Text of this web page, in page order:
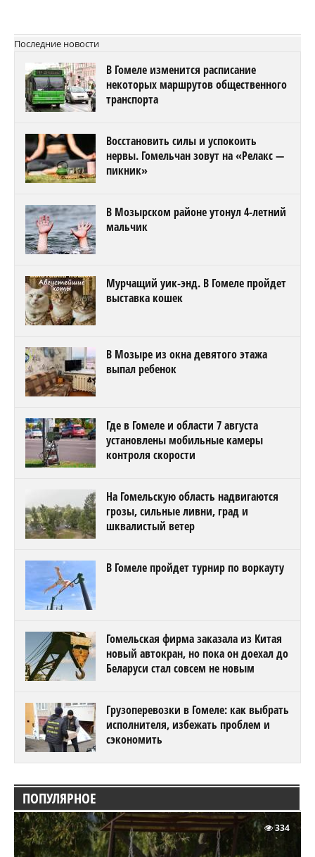
Последние новости
В Гомеле изменится расписание
некоторых маршрутов общественного
транспорта
Восстановить силы и успокоить
нервы. Гомельчан зовут на «Релакс —
пикник»
В Мозырском районе утонул 4-летний
мальчик
Мурчащий уик-энд. В Гомеле пройдет
выставка кошек
В Мозыре из окна девятого этажа
выпал ребенок
Где в Гомеле и области 7 августа
установлены мобильные камеры
контроля скорости
На Гомельскую область надвигаются
грозы, сильные ливни, град и
шквалистый ветер
В Гомеле пройдет турнир по воркауту
Гомельская фирма заказала из Китая
новый автокран, но пока он доехал до
Беларуси стал совсем не новым
Грузоперевозки в Гомеле: как выбрать
исполнителя, избежать проблем и
сэкономить
ПОПУЛЯРНОЕ
334